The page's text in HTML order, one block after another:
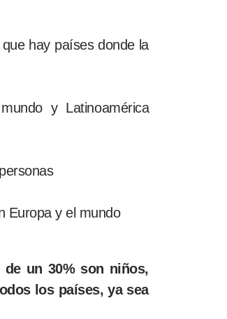
hay países donde la
y Latinoamérica
Europa y el mundo
un 30% son niños,
los países, ya sea